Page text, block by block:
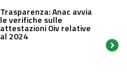
Trasparenza: Anac avvia
le verifiche sulle
attestazioni Oiv relative
al 2024